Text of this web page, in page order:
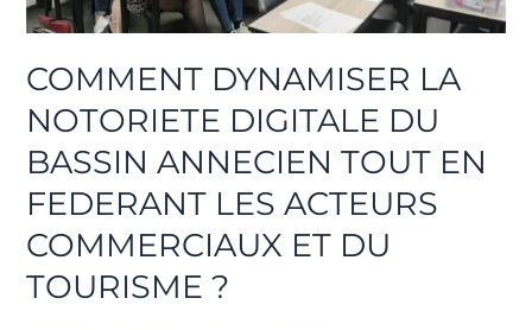
COMMENT DYNAMISER LA
NOTORIETE DIGITALE DU
BASSIN ANNECIEN TOUT EN
FEDERANT LES ACTEURS
COMMERCIAUX ET DU
TOURISME ?
ANNECIEN
TOUT
EN
LES
ACTEURS
COMMERCIAUX
DU
TOURISME